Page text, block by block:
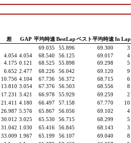
差 GAP 平均時速BestLapベスト平均時速In Lap
69.035 55.896 69.300 3
4.054 4.054 68.540 56.125 69.017 4
4.175 0.121 68.525 55.898 69.298 5
6.652 2.477 68.226 56.042 69.120 9
10.756 4.104 67.736 56.372 68.715 6
13.810 3.054 67.376 56.503 68.556 8
17.231 3.421 66.978 55.929 69.259 2
21.411 4.180 66.497 57.158 67.770 10
26.987 5.576 65.867 56.056 69.102 4
30.012 3.025 65.530 56.715 68.299 5
31.042 1.030 65.416 56.845 68.143 3
33.009 1.967 65.199 56.107 69.040 8